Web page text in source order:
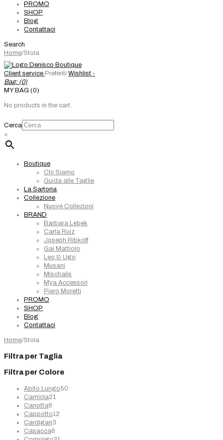
PROMO
SHOP
Blog
Contattaci
Search
Home/Stola
Client service Preferiti Wishlist -
Bag: (0)
MY BAG (0)
No products in the cart.
Cerca
×
Boutique
Chi Siamo
Guida alle Taglie
La Sartoria
Collezione
Nuove Collezioni
BRAND
Barbara Lebek
Carla Ruiz
Joseph Ribkoff
Gai Mattiolo
Leo & Ugo
Musani
Mischalis
Mya Accessori
Piero Moretti
PROMO
SHOP
Blog
Contattaci
Home/Stola
Filtra per Taglia
Filtra per Colore
Abito Lungo50
Camicia21
Canotta6
prodotti
Cappotto12
Cardigan3
Casacca6